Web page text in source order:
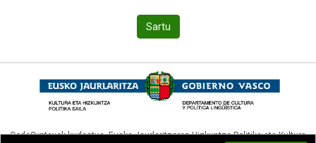
Sartu
CodeSyntaxek kudeatua,Eusko Jaurlaritzaren Hizkuntza Politika eta Kultura